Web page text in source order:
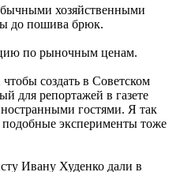
хозяйственными
до пошива брюк.
по рыночным ценам.
создать в Советском
для репортажей в газете
гостями. Я так
эксперименты тоже
Ивану Худенко дали в